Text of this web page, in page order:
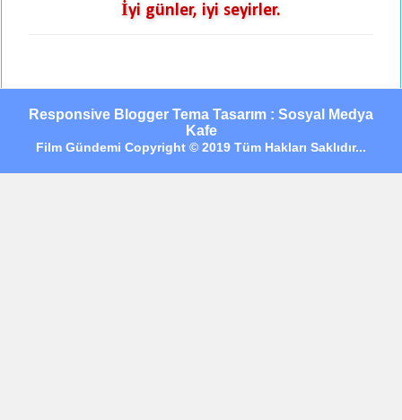
İyi günler, iyi seyirler.
Responsive Blogger Tema Tasarım : Sosyal Medya
Kafe
Film Gündemi Copyright © 2019 Tüm Hakları Saklıdır...